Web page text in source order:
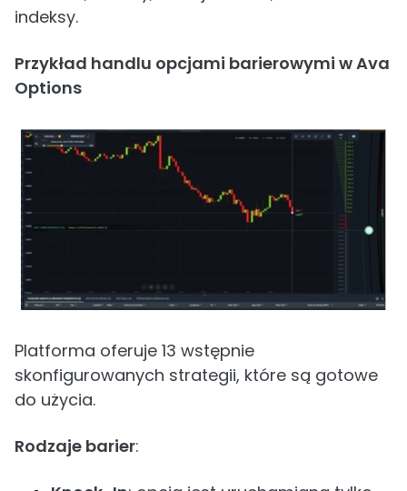
indeksy.
Przykład handlu opcjami barierowymi w Ava
Options
Platforma oferuje 13 wstępnie
skonfigurowanych strategii, które są gotowe
do użycia.
Rodzaje barier: